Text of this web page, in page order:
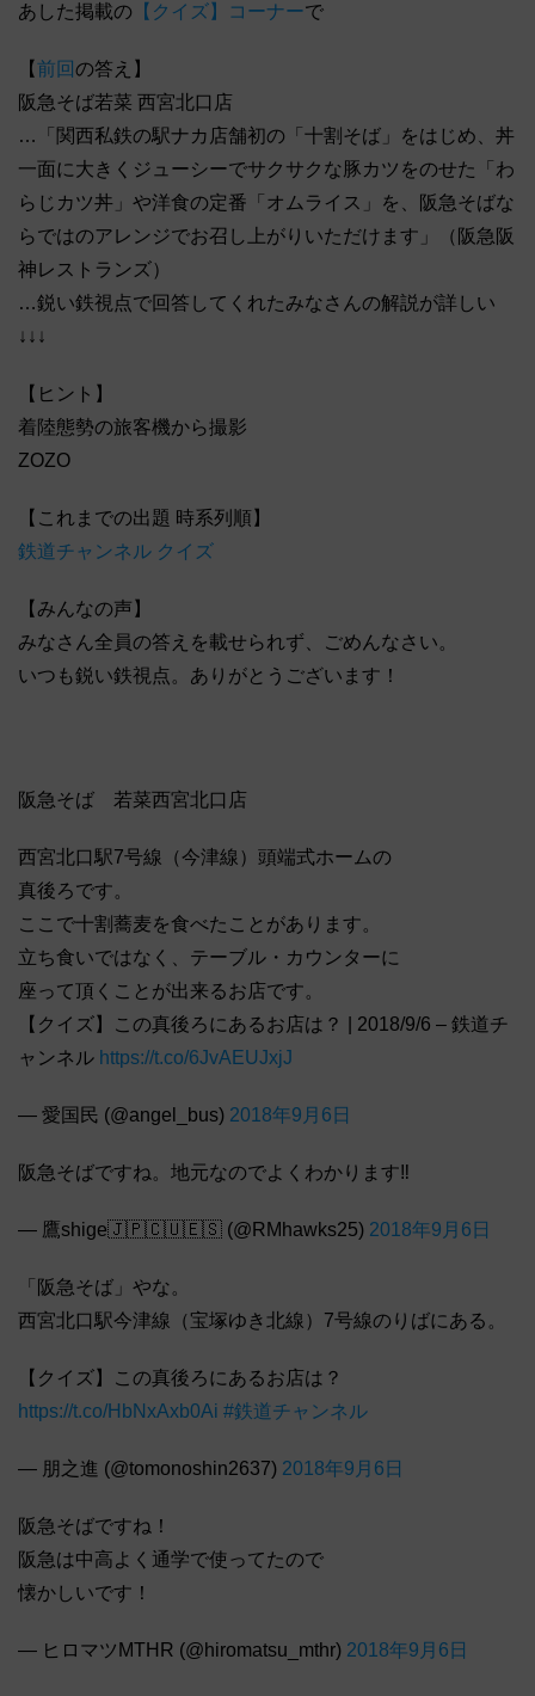
あした掲載の 【クイズ】コーナーで
【前回の答え】
阪急そば若菜 西宮北口店
…「関西私鉄の駅ナカ店舗初の「十割そば」をはじめ、丼
一面に大きくジューシーでサクサクな豚カツをのせた「わ
らじカツ丼」や洋食の定番「オムライス」を、阪急そばな
らではのアレンジでお召し上がりいただけます」（阪急阪
神レストランズ）
…鋭い鉄視点で回答してくれたみなさんの解説が詳しい
↓↓↓
【ヒント】
着陸態勢の旅客機から撮影
ZOZO
【これまでの出題 時系列順】
鉄道チャンネル クイズ
【みんなの声】
みなさん全員の答えを載せられず、ごめんなさい。
いつも鋭い鉄視点。ありがとうございます！
阪急そば 若菜西宮北口店
西宮北口駅7号線（今津線）頭端式ホームの
真後ろです。
ここで十割蕎麦を食べたことがあります。
立ち食いではなく、テーブル・カウンターに
座って頂くことが出来るお店です。
【クイズ】この真後ろにあるお店は？ | 2018/9/6 – 鉄道チ
ャンネル https://t.co/6JvAEUJxjJ
— 愛国民 (@angel_bus) 2018年9月6日
阪急そばですね。地元なのでよくわかります‼️
— 鷹shige🇯🇵🇨🇺🇪🇸 (@RMhawks25) 2018年9月6日
「阪急そば」やな。
西宮北口駅今津線（宝塚ゆき北線）7号線のりばにある。
【クイズ】この真後ろにあるお店は？
https://t.co/HbNxAxb0Ai #鉄道チャンネル
— 朋之進 (@tomonoshin2637) 2018年9月6日
阪急そばですね！
阪急は中高よく通学で使ってたので
懐かしいです！
— ヒロマツMTHR (@hiromatsu_mthr) 2018年9月6日